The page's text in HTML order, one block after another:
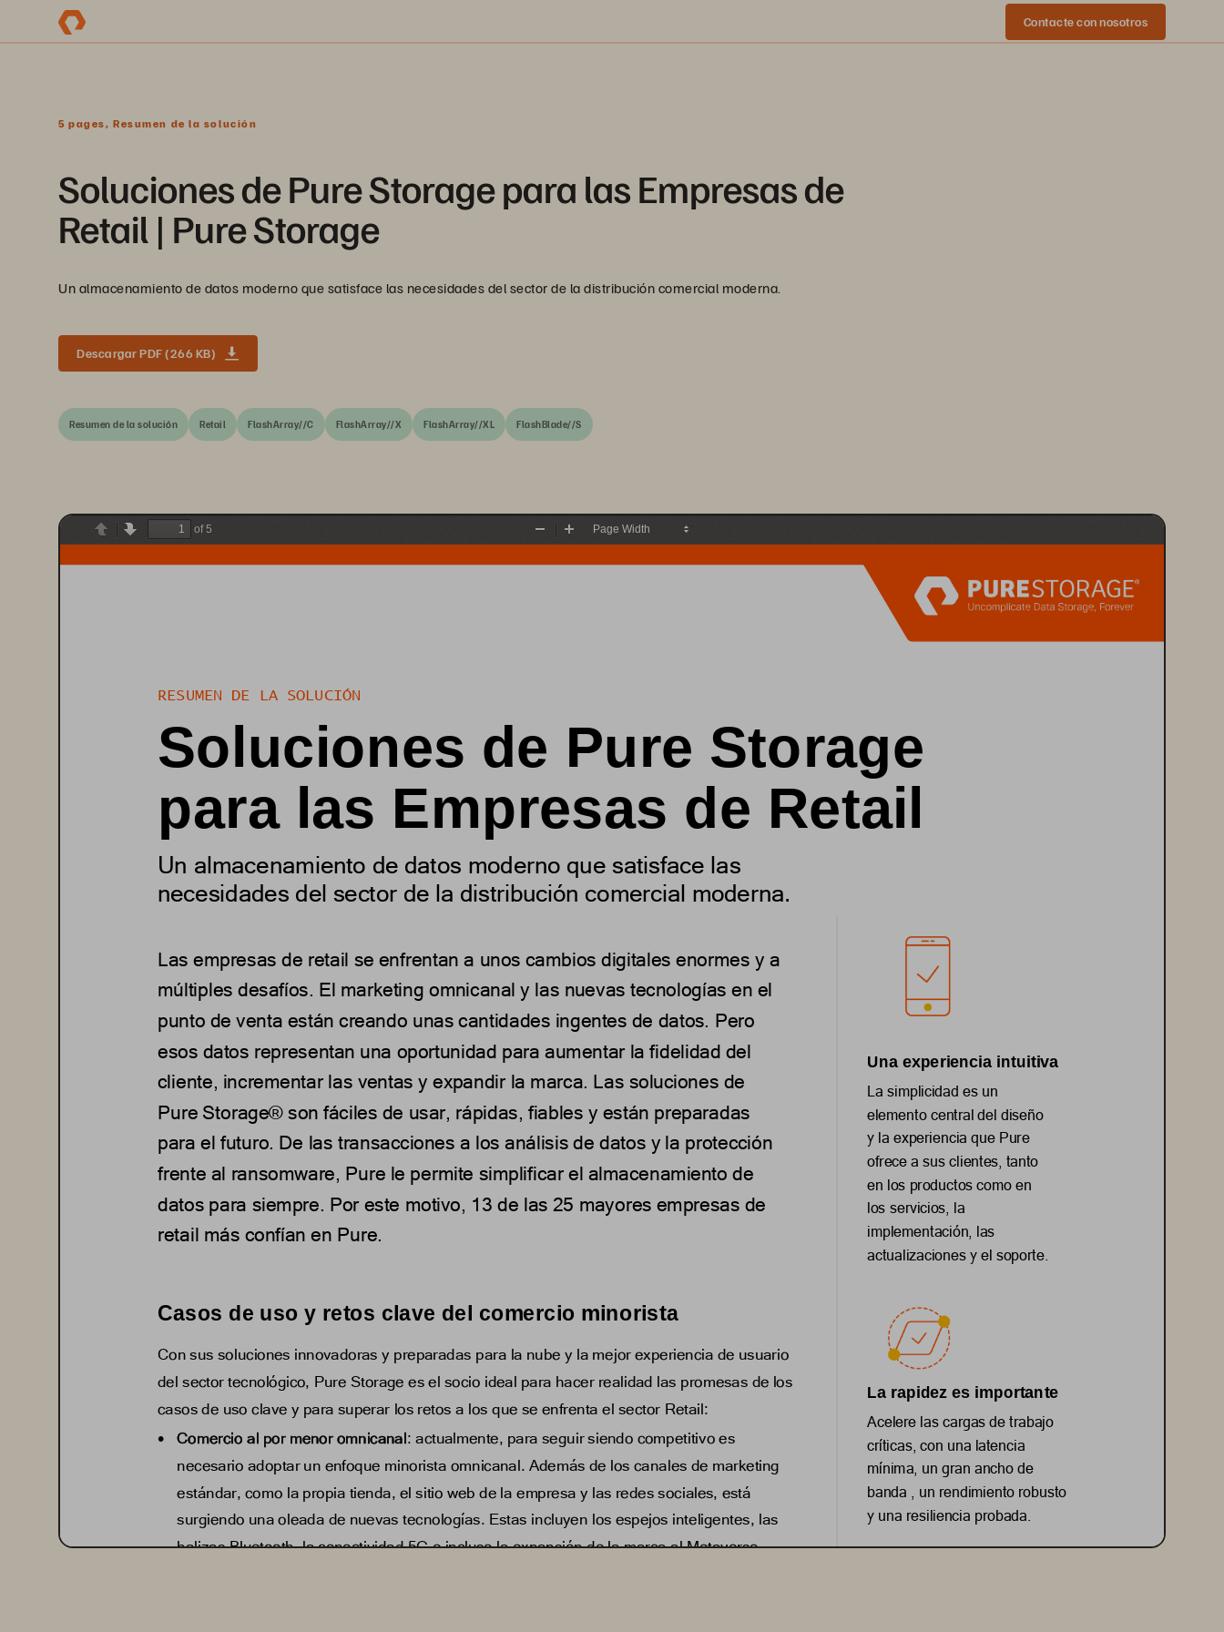
Contacte con nosotros
5 pages, Resumen de la solución
Soluciones de Pure Storage para las Empresas de
Retail | Pure Storage
Un almacenamiento de datos moderno que satisface las necesidades del sector de la distribución comercial moderna.
Descargar PDF (266 KB)
Resumen de la solución Retail FlashArray//C FlashArray//X FlashArray//XL FlashBlade//S
PreviousNext
of 5
Zoom
RESUMEN DE LA SOLUCIÓN
Soluciones de Pure Storage
para las Empresas de Retail
Un almacenamiento de datos moderno que satisface las
necesidades del sector de la distribución comercial moderna.
Las empresas de retail se enfrentan a unos cambios digitales enormes y a
múltiples desafíos. El marketing omnicanal y las nuevas tecnologías en el
punto de venta están creando unas cantidades ingentes de datos. Pero
esos datos representan una oportunidad para aumentar la fidelidad del
cliente, incrementar las ventas y expandir la marca. Las soluciones de
Pure Storage® son fáciles de usar, rápidas, fiables y están preparadas
para el futuro. De las transacciones a los análisis de datos y la protección
frente al ransomware, Pure le permite simplificar el almacenamiento de
datos para siempre. Por este motivo, 13 de las 25 mayores empresas de
retail más confían en Pure.
Casos de uso y retos clave del comercio minorista
Con sus soluciones innovadoras y preparadas para la nube y la mejor experiencia de usuario
del sector tecnológico, Pure Storage es el socio ideal para hacer realidad las promesas de los
casos de uso clave y para superar los retos a los que se enfrenta el sector Retail:
•
Comercio al por menor omnicanal: actualmente, para seguir siendo competitivo es
necesario adoptar un enfoque minorista omnicanal. Además de los canales de marketing
estándar, como la propia tienda, el sitio web de la empresa y las redes sociales, está
surgiendo una oleada de nuevas tecnologías. Estas incluyen los espejos inteligentes, las
balizas Bluetooth, la conectividad 5G e incluso la expansión de la marca al Metaverso.
Una experiencia intuitiva
La simplicidad es un
elemento central del diseño
y la experiencia que Pure
ofrece a sus clientes, tanto
en los productos como en
los servicios, la
implementación, las
actualizaciones y el soporte.
La rapidez es importante
Acelere las cargas de trabajo
críticas, con una latencia
mínima, un gran ancho de
banda , un rendimiento robusto
y una resiliencia probada.